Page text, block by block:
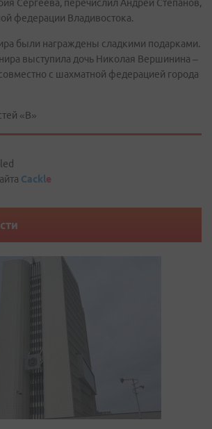
Сергеева, перечислил Андрей Степанов,
федерации Владивостока.
были награждены сладкими подарками.
выступила дочь Николая Вершинина –
с шахматной федерацией города
«В»
Cackle